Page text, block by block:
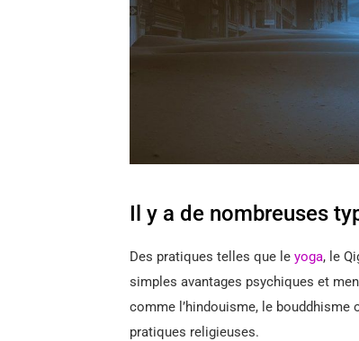
Il y a de nombreuses
Des pratiques telles que le yoga, le
simples avantages psychiques et
comme l’hindouisme, le
pratiques religieuses.